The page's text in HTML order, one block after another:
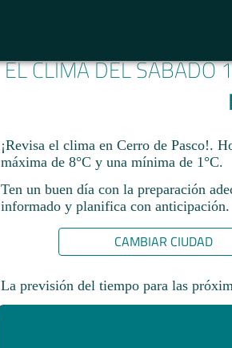
EL CLIMA DEL SÁBADO
¡Revisa el clima en Cerro de Pasco!.
máxima de 8°C y una mínima de 1°C.​
Ten un buen día con la preparación
informado y planifica con anticipación.​
CAMBIAR CIUDAD
La previsión del tiempo para las